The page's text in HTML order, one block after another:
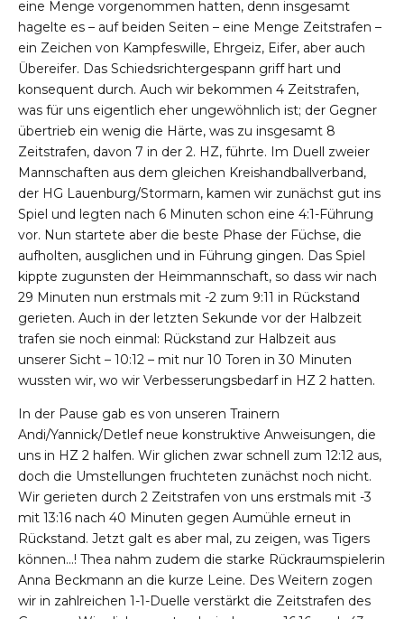
eine Menge vorgenommen hatten, denn insgesamt
hagelte es – auf beiden Seiten – eine Menge Zeitstrafen –
ein Zeichen von Kampfeswille, Ehrgeiz, Eifer, aber auch
Übereifer. Das Schiedsrichtergespann griff hart und
konsequent durch. Auch wir bekommen 4 Zeitstrafen,
was für uns eigentlich eher ungewöhnlich ist; der Gegner
übertrieb ein wenig die Härte, was zu insgesamt 8
Zeitstrafen, davon 7 in der 2. HZ, führte. Im Duell zweier
Mannschaften aus dem gleichen Kreishandballverband,
der HG Lauenburg/Stormarn, kamen wir zunächst gut ins
Spiel und legten nach 6 Minuten schon eine 4:1-Führung
vor. Nun startete aber die beste Phase der Füchse, die
aufholten, ausglichen und in Führung gingen. Das Spiel
kippte zugunsten der Heimmannschaft, so dass wir nach
29 Minuten nun erstmals mit -2 zum 9:11 in Rückstand
gerieten. Auch in der letzten Sekunde vor der Halbzeit
trafen sie noch einmal: Rückstand zur Halbzeit aus
unserer Sicht – 10:12 – mit nur 10 Toren in 30 Minuten
wussten wir, wo wir Verbesserungsbedarf in HZ 2 hatten.
In der Pause gab es von unseren Trainern
Andi/Yannick/Detlef neue konstruktive Anweisungen, die
uns in HZ 2 halfen. Wir glichen zwar schnell zum 12:12 aus,
doch die Umstellungen fruchteten zunächst noch nicht.
Wir gerieten durch 2 Zeitstrafen von uns erstmals mit -3
mit 13:16 nach 40 Minuten gegen Aumühle erneut in
Rückstand. Jetzt galt es aber mal, zu zeigen, was Tigers
können…! Thea nahm zudem die starke Rückraumspielerin
Anna Beckmann an die kurze Leine. Des Weitern zogen
wir in zahlreichen 1-1-Duelle verstärkt die Zeitstrafen des